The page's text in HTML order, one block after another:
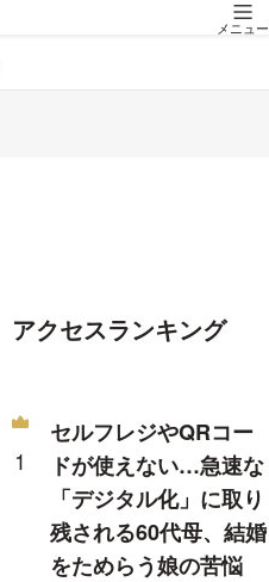
メニュー
アクセスランキング
セルフレジやQRコー
ドが使えない…急速な
「デジタル化」に取り
残される60代母、結婚
をためらう娘の苦悩